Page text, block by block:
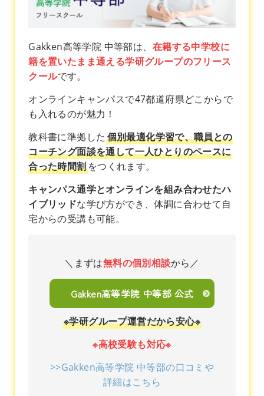
Gakken高等学院 中等部は、 在籍する中学校に
籍を置いたまま通える学研グループのフリース
クールです。
オンラインキャンパスで47都道府県どこからで
も入れるのが魅力！
教科書に準拠した 個別最適化学習で、職員との
コーチング面談を通して一人ひとりのペースに
合った時間割をつくれます。
キャンパス通学とオンラインを組み合わせたハ
イブリッドな学び方ができ、体調に合わせて自
宅からの受講も可能。
＼まずは無料の個別相談から／
Gakken高等学院 中等部 公式
※学研グループ運営だから安心※
※高校受験も対応※
>>Gakken高等学院 中等部の口コミや
詳細はこちら